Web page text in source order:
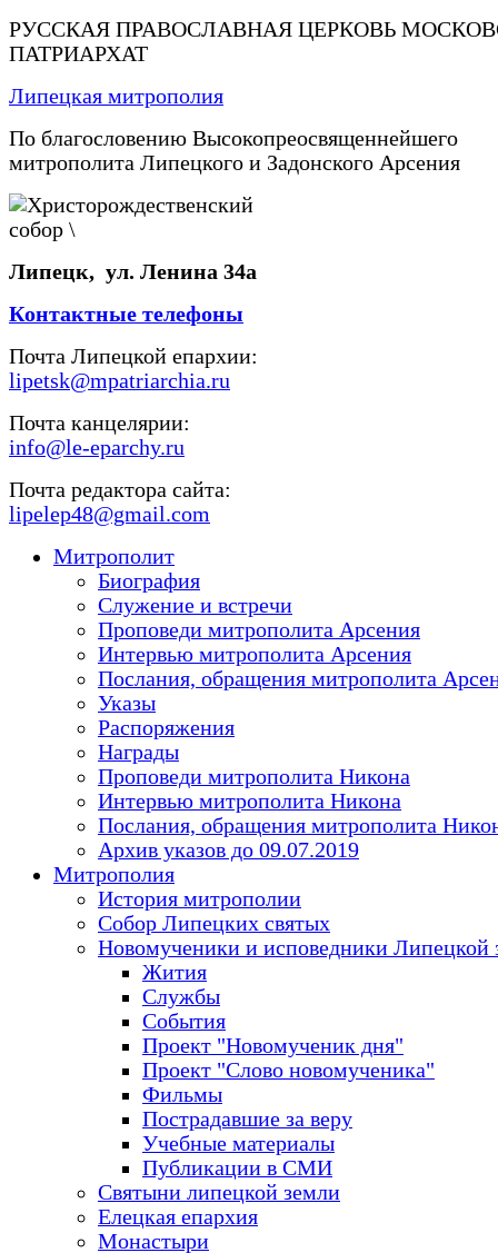
РУССКАЯ ПРАВОСЛАВНАЯ ЦЕРКОВЬ
ПАТРИАРХАТ
Липецкая митрополия
По благословению Высокопреосвященнейшего
митрополита Липецкого и Задонского Арсения
Липецк, ул. Ленина 34а
Контактные телефоны
Почта Липецкой епархии:
lipetsk@mpatriarchia.ru
Почта канцелярии:
info@le-eparchy.ru
Почта редактора сайта:
lipelep48@gmail.com
Митрополит
Биография
Служение и встречи
Проповеди митрополита Арсения
Интервью митрополита Арсения
Послания, обращения митрополита
Указы
Распоряжения
Награды
Проповеди митрополита Никона
Интервью митрополита Никона
Послания, обращения митрополита
Архив указов до 09.07.2019
Митрополия
История митрополии
Собор Липецких святых
Новомученики и исповедники Липецкой
Жития
Службы
События
Проект "Новомученик дня"
Проект "Слово новомученика"
Фильмы
Пострадавшие за веру
Учебные материалы
Публикации в СМИ
Святыни липецкой земли
Елецкая епархия
Монастыри